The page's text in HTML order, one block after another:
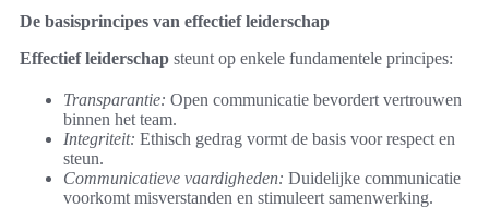
De basisprincipes van effectief leiderschap
Effectief leiderschap steunt op enkele fundamentele principes:
Transparantie: Open communicatie bevordert vertrouwen
binnen het team.
Integriteit: Ethisch gedrag vormt de basis voor respect en
steun.
Communicatieve vaardigheden: Duidelijke communicatie
voorkomt misverstanden en stimuleert samenwerking.